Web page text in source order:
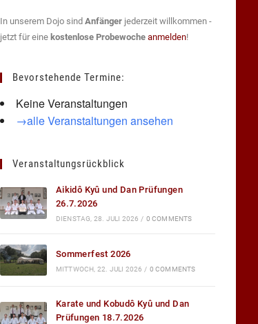
In unserem Dojo sindAnfänger jederzeit willkommen -
jetzt für eine kostenlose Probewocheanmelden!
Bevorstehende Termine:
Keine Veranstaltungen
→alle Veranstaltungen ansehen
Veranstaltungsrückblick
Aikidô Kyû und Dan Prüfungen
26.7.2026
DIENSTAG, 28. JULI 2026 / 0 COMMENTS
Sommerfest 2026
MITTWOCH, 22. JULI 2026 / 0 COMMENTS
Karate und Kobudô Kyû und Dan
Prüfungen 18.7.2026